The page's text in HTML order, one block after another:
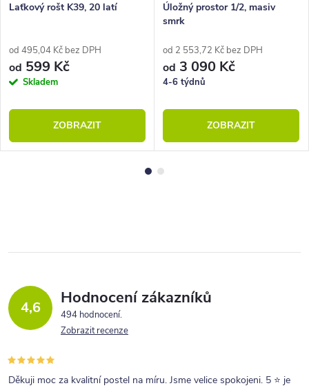
Laťkový rošt K39, 20 latí
od 495,04 Kč bez DPH
od 599 Kč
Skladem
ZOBRAZIT
Úložný prostor 1/2, masiv
smrk
od 2 553,72 Kč bez DPH
od 3 090 Kč
4-6 týdnů
ZOBRAZIT
4,6 Hodnocení zákazníků
494 hodnocení
Zobrazit recenze
Děkuji moc za kvalitní postel na míru. Jsme velice spokojeni. 5 ⭐ je